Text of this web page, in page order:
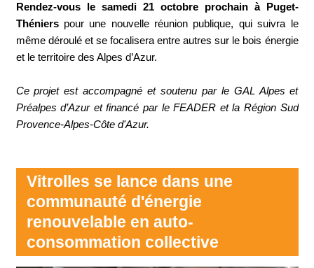
Rendez-vous le samedi 21 octobre prochain à Puget-
Thénierspour une nouvelle réunion publique, qui suivra le
même déroulé et se focalisera entre autres sur le bois énergie
et le territoire des Alpes d’Azur.
Ce projet est accompagné et soutenu par le GAL Alpes et
Préalpes d’Azur et financé par le FEADER et la Région Sud
Provence-Alpes-Côte d'Azur.
Vitrolles se lance dans une
communauté d'énergie
renouvelable en auto-
consommation collective